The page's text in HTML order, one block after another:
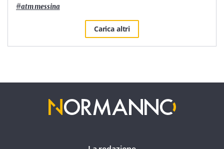
#atm messina
Carica altri